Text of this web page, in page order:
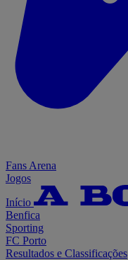
Fans Arena
Jogos
Início
Benfica
Sporting
FC Porto
Resultados e Classificações